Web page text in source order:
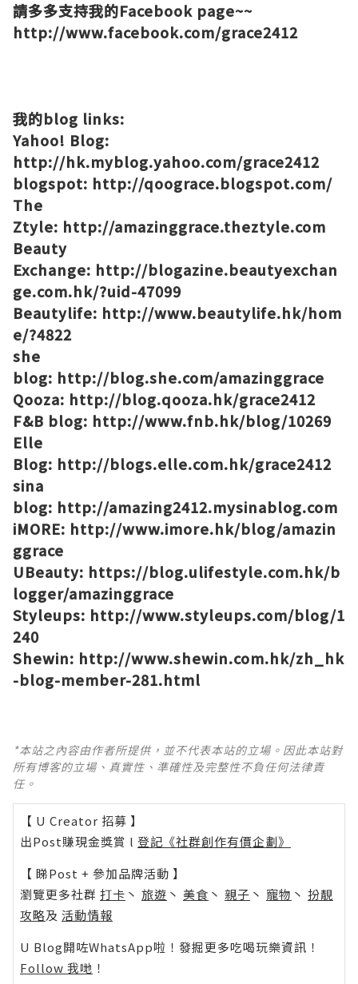
請多多支持我的Facebook page~~
http://www.facebook.com/grace2412
我的blog links:
Yahoo! Blog:
http://hk.myblog.yahoo.com/grace2412
blogspot: http://qoograce.blogspot.com/
The
Ztyle: http://amazinggrace.theztyle.com
Beauty
Exchange: http://blogazine.beautyexchan
ge.com.hk/?uid-47099
Beautylife: http://www.beautylife.hk/hom
e/?4822
she
blog: http://blog.she.com/amazinggrace
Qooza: http://blog.qooza.hk/grace2412
F&B blog: http://www.fnb.hk/blog/10269
Elle
Blog: http://blogs.elle.com.hk/grace2412
sina
blog: http://amazing2412.mysinablog.com
iMORE: http://www.imore.hk/blog/amazin
ggrace
UBeauty: https://blog.ulifestyle.com.hk/b
logger/amazinggrace
Styleups: http://www.styleups.com/blog/1
240
Shewin: http://www.shewin.com.hk/zh_hk
-blog-member-281.html
*本站之內容由作者所提供，並不代表本站的立場。因此本站對
所有博客的立場、真實性、準確性及完整性不負任何法律責
任。
【 U Creator 招募 】
出Post賺現金獎賞 l 登記《社群創作有價企劃》
【 睇Post + 參加品牌活動 】
瀏覽更多社群 打卡 丶 旅遊 丶 美食 丶 親子 丶 寵物 丶 扮靚
攻略及 活動情報
U Blog開咗WhatsApp啦！發掘更多吃喝玩樂資訊！
Follow 我哋 ！